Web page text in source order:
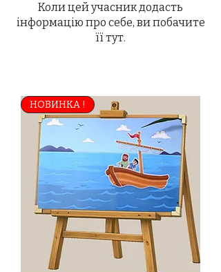
Коли цей учасник додасть
інформацію про себе, ви побачите
її тут.
НОВИНКА !